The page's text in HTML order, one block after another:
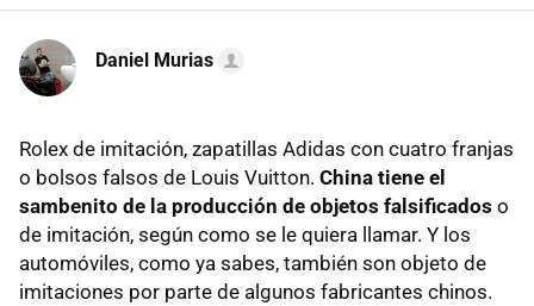
Daniel Murias
Rolex de imitación, zapatillas Adidas con cuatro franjas
o bolsos falsos de Louis Vuitton. China tiene el
sambenito de la producción de objetos falsificados o
de imitación, según como se le quiera llamar. Y los
automóviles, como ya sabes, también son objeto de
imitaciones por parte de algunos fabricantes chinos.